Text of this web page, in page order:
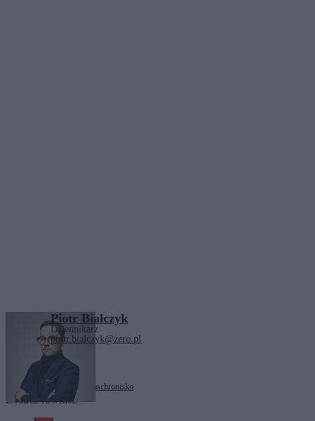
Piotr Białczyk
Dziennikarz
piotr.bialczyk@zero.pl
Tagi: Dorota Rabczewskaschronisko
Zobacz również